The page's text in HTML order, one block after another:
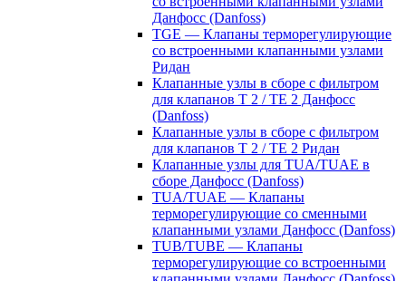
Данфосс (Danfoss)
TGE — Клапаны терморегулирующие
со встроенными клапанными узлами
Ридан
Клапанные узлы в сборе с фильтром
для клапанов T 2 / TE 2 Данфосс
(Danfoss)
Клапанные узлы в сборе с фильтром
для клапанов T 2 / TE 2 Ридан
Клапанные узлы для TUA/TUAE в
сборе Данфосс (Danfoss)
TUA/TUAE — Клапаны
терморегулирующие со сменными
клапанными узлами Данфосс (Danfoss)
TUB/TUBE — Клапаны
терморегулирующие со встроенными